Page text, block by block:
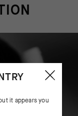
it appears you